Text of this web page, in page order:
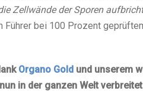
Zellwände der Sporen aufbricht
bei 100 Prozent
Organo Gold und unserem
in der ganzen Welt verbreitet